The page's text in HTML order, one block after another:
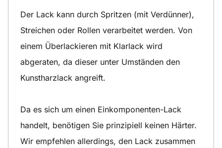
Der Lack kann durch Spritzen (mit Verdünner),
Streichen oder Rollen verarbeitet werden. Von
einem Überlackieren mit Klarlack wird
abgeraten, da dieser unter Umständen den
Kunstharzlack angreift.
Da es sich um einen Einkomponenten-Lack
handelt, benötigen Sie prinzipiell keinen Härter.
Wir empfehlen allerdings, den Lack zusammen